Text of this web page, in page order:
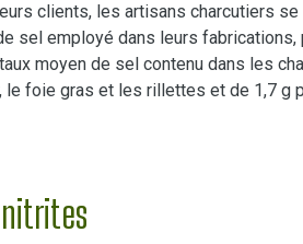
clients, les artisans charcutiers
sel employé dans leurs fabrications,
taux moyen de sel contenu dans les
le foie gras et les rillettes et de 1,7 g